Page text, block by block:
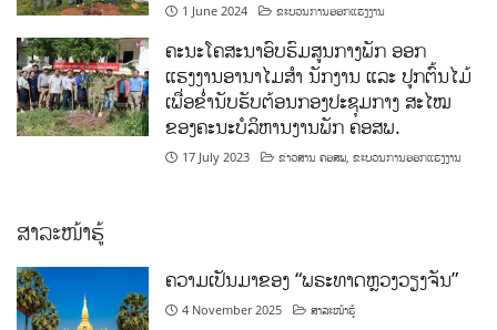
1 June 2024 ຂະບວນການອອກແຮງງານ
ຄະນະໂຄສະນາອົບຮົມສູນກາງພັກ ອອກ
ແຮງງານອານາໄມສໍາ ນັກງານ ແລະ ປູກຕົ້ນໄມ້
ເພື່ອຂໍ່ານັບຮັບຕ້ອນກອງປະຊຸມກາງ ສະໄໝ
ຂອງຄະນະບໍລິຫານງານພັກ ຄອສພ.
17 July 2023 ຂ່າວສານ ຄອສພ ,ຂະບວນການອອກແຮງງານ
ສາລະໜ້າຮູ້
ຄວາມເປັນມາຂອງ “ພຣະທາດຫຼວງວຽງຈັນ”
4 November 2025 ສາລະໜ້າຮູ້